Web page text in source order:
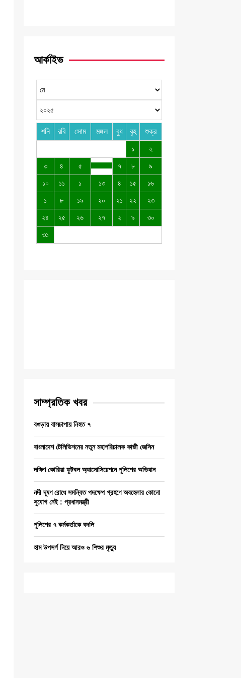
আর্কাইভ
শনি রবি সোম মঙ্গল বুধ বৃহ শুক্র
১ ২
৩ ৪ ৫ ৭ ৮ ৯
১০ ১১ ১ ১৩ ৪ ১৫ ১৬
১ ৮ ১৯ ২০ ২১ ২২ ২৩
২৪ ২৫ ২৬ ২৭ ২ ৯ ৩০
৩১
সাম্প্রতিক খবর
বগুড়ায় বাসচাপায় নিহত ৭
বাংলাদেশ টেলিভিশনের নতুন মহাপরিচালক কাজী জেসিন
দক্ষিণ কোরিয়া ফুটবল অ্যাসোসিয়েশনে পুলিশের অভিযান
নদী দূষণ রোধে সমন্বিত পদক্ষেপ গ্রহণে অবহেলার কোনো
সুযোগ নেই : প্রধানমন্ত্রী
পুলিশের ৭ কর্মকর্তাকে বদলি
হাম উপসর্গ নিয়ে আরও ৬ শিশুর মৃত্যু